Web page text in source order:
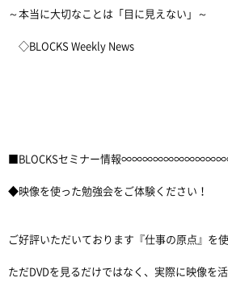
～本当に大切なことは「目に見えない」～
◇BLOCKS Weekly News
■BLOCKSセミナー情報
◆映像を使った勉強会をご体験ください！
ご好評いただいております『仕事の原点』を
ただDVDを見るだけではなく、実際に映像を